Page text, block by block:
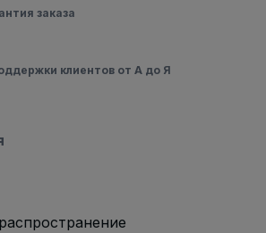
заказа
клиентов от А до Я